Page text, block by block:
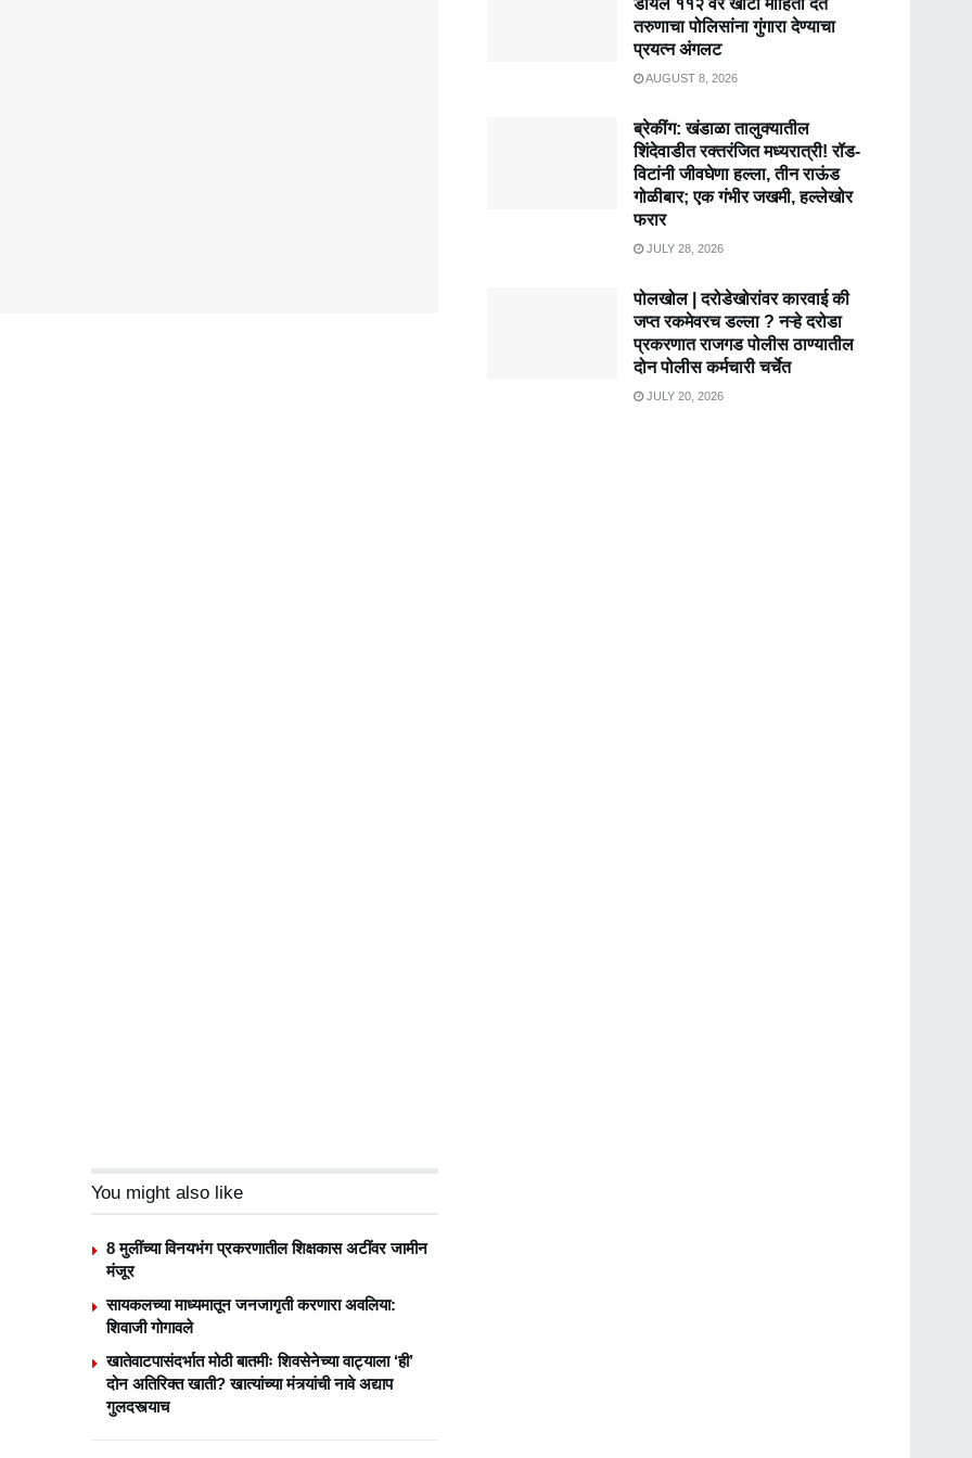
You might also like
8 मुलींच्या विनयभंग प्रकरणातील शिक्षकास अटींवर जामीन
मंजूर
सायकलच्या माध्यमातून जनजागृती करणारा अवलिया:
शिवाजी गोगावले
खातेवाटपासंदर्भात मोठी बातमीः शिवसेनेच्या वाट्याला ‘ही’
दोन अतिरिक्त खाती? खात्यांच्या मंत्र्यांची नावे अद्याप
गुलदस्त्याच
तरुणाचा पोलिसांना गुंगारा देण्याचा
प्रयत्न अंगलट
AUGUST 8, 2026
ब्रेकींग: खंडाळा तालुक्यातील
शिंदेवाडीत रक्तरंजित मध्यरात्री! रॉड-
विटांनी जीवघेणा हल्ला, तीन राऊंड
गोळीबार; एक गंभीर जखमी, हल्लेखोर
फरार
JULY 28, 2026
पोलखोल | दरोडेखोरांवर कारवाई की
जप्त रकमेवरच डल्ला ? नऱ्हे दरोडा
प्रकरणात राजगड पोलीस ठाण्यातील
दोन पोलीस कर्मचारी चर्चेत
JULY 20, 2026